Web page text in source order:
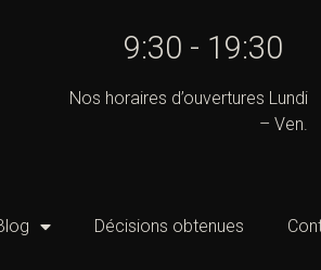
9:30 - 19:30
Nos horaires d’ouvertures Lundi
– Ven.
Décisions obtenues